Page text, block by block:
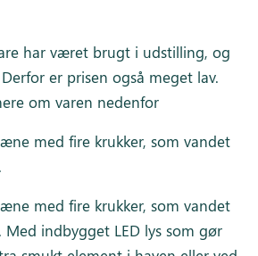
har været brugt i udstilling, og
er prisen også meget lav.
om varen nedenfor
med fire krukker, som vandet
med fire krukker, som vandet
indbygget LED lys som gør